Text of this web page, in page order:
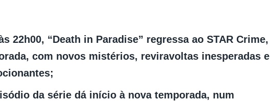
22h00, “Death in Paradise” regressa ao STAR Crime,
com novos mistérios, reviravoltas inesperadas e
da série dá início à nova temporada, num